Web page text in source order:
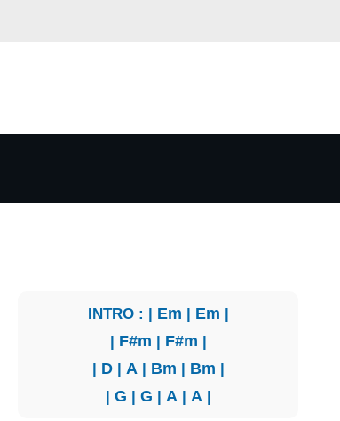
INTRO : | Em | Em |
| F#m | F#m |
| D| A | Bm | Bm |
| G | G | A | A |